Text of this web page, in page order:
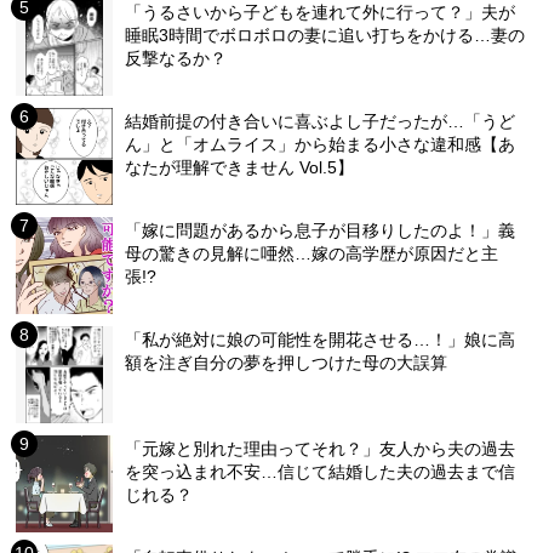
「うるさいから子どもを連れて外に行って？」夫が
睡眠3時間でボロボロの妻に追い打ちをかける…妻の
反撃なるか？
結婚前提の付き合いに喜ぶよし子だったが…「うど
ん」と「オムライス」から始まる小さな違和感【あ
なたが理解できません Vol.5】
「嫁に問題があるから息子が目移りしたのよ！」義
母の驚きの見解に唖然…嫁の高学歴が原因だと主
張!?
「私が絶対に娘の可能性を開花させる…！」娘に高
額を注ぎ自分の夢を押しつけた母の大誤算
「元嫁と別れた理由ってそれ？」友人から夫の過去
を突っ込まれ不安…信じて結婚した夫の過去まで信
じれる？